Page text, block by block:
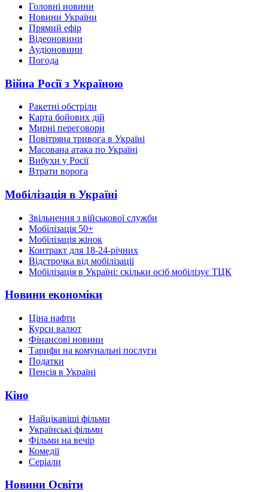
Головні новини
Новини України
Прямий ефір
Відеоновини
Аудіоновини
Погода
Війна Росії з Україною
Ракетні обстріли
Карта бойових дій
Мирні переговори
Повітряна тривога в Україні
Масована атака по Україні
Вибухи у Росії
Втрати ворога
Мобілізація в Україні
Звільнення з військової служби
Мобілізація 50+
Мобілізація жінок
Контракт для 18-24-річних
Відстрочка від мобілізації
Мобілізація в Україні: скільки осіб мобілізує ТЦК
Новини економіки
Ціна нафти
Курси валют
Фінансові новини
Тарифи на комунальні послуги
Податки
Пенсія в Україні
Кіно
Найцікавіші фільми
Українські фільми
Фільми на вечір
Комедії
Серіали
Новини Освіти